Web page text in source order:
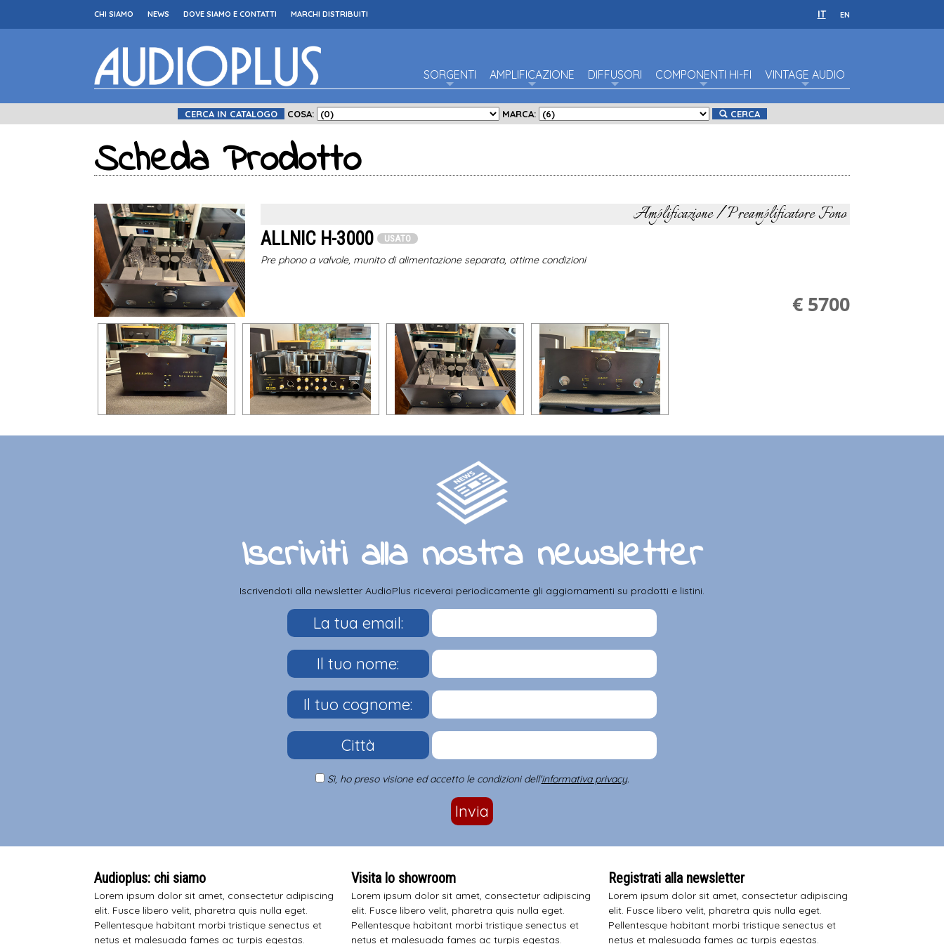
CHI SIAMO NEWS DOVE SIAMO E CONTATTI MARCHI DISTRIBUITI IT EN
SORGENTI AMPLIFICAZIONE DIFFUSORI COMPONENTI HI-FI VINTAGE AUDIO
CERCA IN CATALOGO COSA: MARCA: CERCA
Scheda Prodotto
Amplificazione / Preamplificatore Fono
ALLNIC H-3000 USATO
Pre phono a valvole, munito di alimentazione separata, ottime condizioni
€ 5700
Iscriviti alla nostra newsletter
Iscrivendoti alla newsletter AudioPlus riceverai periodicamente gli aggiornamenti su prodotti e listini.
La tua email:
Il tuo nome:
Il tuo cognome:
Città
Sì, ho preso visione ed accetto le condizioni dell'informativa privacy.
Invia
Audioplus: chi siamo
Lorem ipsum dolor sit amet, consectetur adipiscing
elit. Fusce libero velit, pharetra quis nulla eget.
Pellentesque habitant morbi tristique senectus et
netus et malesuada fames ac turpis egestas.
Visita lo showroom
Lorem ipsum dolor sit amet, consectetur adipiscing
elit. Fusce libero velit, pharetra quis nulla eget.
Pellentesque habitant morbi tristique senectus et
netus et malesuada fames ac turpis egestas.
Registrati alla newsletter
Lorem ipsum dolor sit amet, consectetur adipiscing
elit. Fusce libero velit, pharetra quis nulla eget.
Pellentesque habitant morbi tristique senectus et
netus et malesuada fames ac turpis egestas.